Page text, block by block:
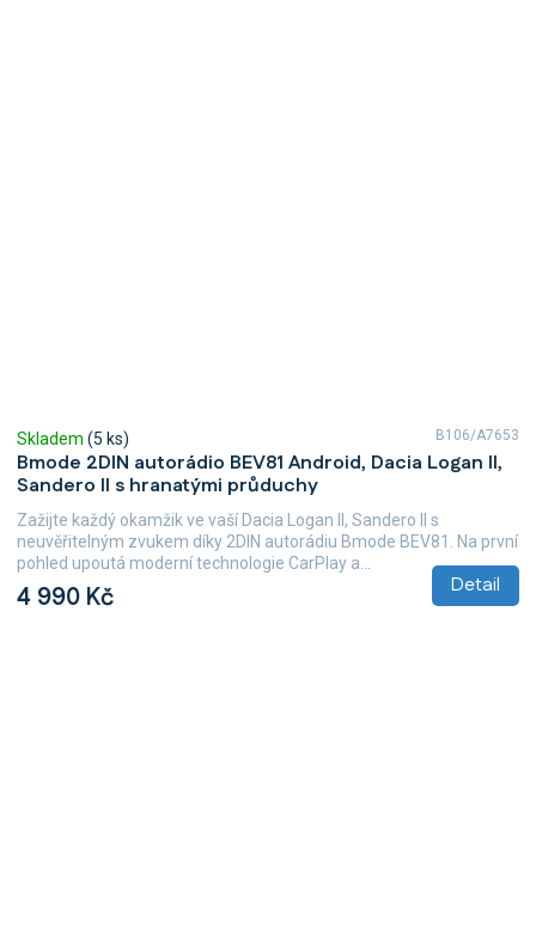
Bmode 2DIN autorádio BEV81 Android, Dacia Logan II,
Sandero II s hranatými průduchy
Skladem (5 ks)
4 990 Kč Detail
Zažijte každý okamžik ve vaší Dacia Logan II, Sandero II s
neuvěřitelným zvukem díky 2DIN autorádiu Bmode BEV81. Na první
pohled upoutá moderní technologie CarPlay a...
B106/A7653